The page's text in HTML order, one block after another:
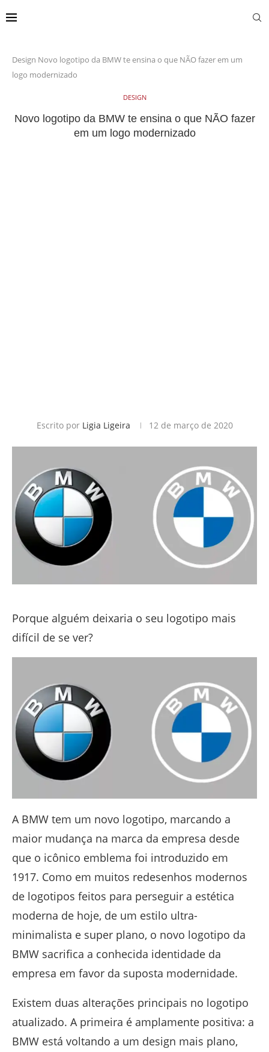
Design Novo logotipo da BMW te ensina o que NÃO fazer em um
logo modernizado
DESIGN
Novo logotipo da BMW te ensina o que NÃO fazer
em um logo modernizado
Escrito por Ligia Ligeira 12 de março de 2020
Porque alguém deixaria o seu logotipo mais
difícil de se ver?
A BMW tem um novo logotipo, marcando a
maior mudança na marca da empresa desde
que o icônico emblema foi introduzido em
1917. Como em muitos redesenhos modernos
de logotipos feitos para perseguir a estética
moderna de hoje, de um estilo ultra-
minimalista e super plano, o novo logotipo da
BMW sacrifica a conhecida identidade da
empresa em favor da suposta modernidade.
Existem duas alterações principais no logotipo
atualizado. A primeira é amplamente positiva: a
BMW está voltando a um design mais plano,